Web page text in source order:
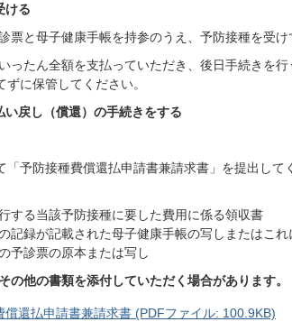
ける
票と母子健康手帳を持参のうえ、予防接種を受け
ったん全額を支払っていただき、後日手続きを
ずに保管してください。
い戻し（償還）の手続きをする
「予防接種費償還払申請書兼請求書」を提出し
する当該予防接種に要した費用に係る領収書
記録が記載された母子健康手帳の写しまたはこ
予診票の原本または写し
の他の書類を添付していただく場合があります。
償還払申請書兼請求書 (PDFファイル: 100.9KB)